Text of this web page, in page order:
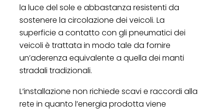
la luce del sole e abbastanza resistenti da
sostenere la circolazione dei veicoli. La
superficie a contatto con gli pneumatici dei
veicoli è trattata in modo tale da fornire
un’aderenza equivalente a quella dei manti
stradali tradizionali.
L’installazione non richiede scavi e raccordi alla
rete in quanto l’energia prodotta viene